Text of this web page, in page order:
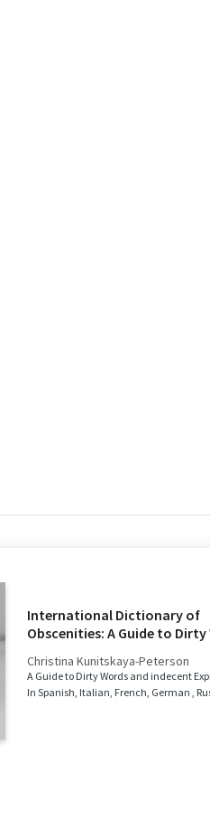
International Dictionary of
Obscenities: A Guide to Dirty
Spanish, Italian, French,
Russain
Christina Kunitskaya-Peterson
A Guide to Dirty Words and indecent
In Spanish, Italian, French, German ,